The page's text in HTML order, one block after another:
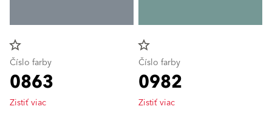
star_border
Číslo farby
0863
Zistiť viac
star_border
Číslo farby
0982
Zistiť viac